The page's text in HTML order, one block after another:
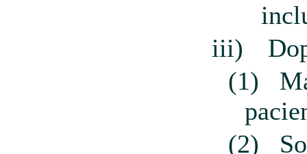
iii)
(1)
(2)